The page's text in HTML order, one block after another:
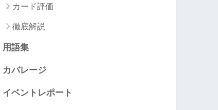
カード評価
徹底解説
用語集
カバレージ
イベントレポート